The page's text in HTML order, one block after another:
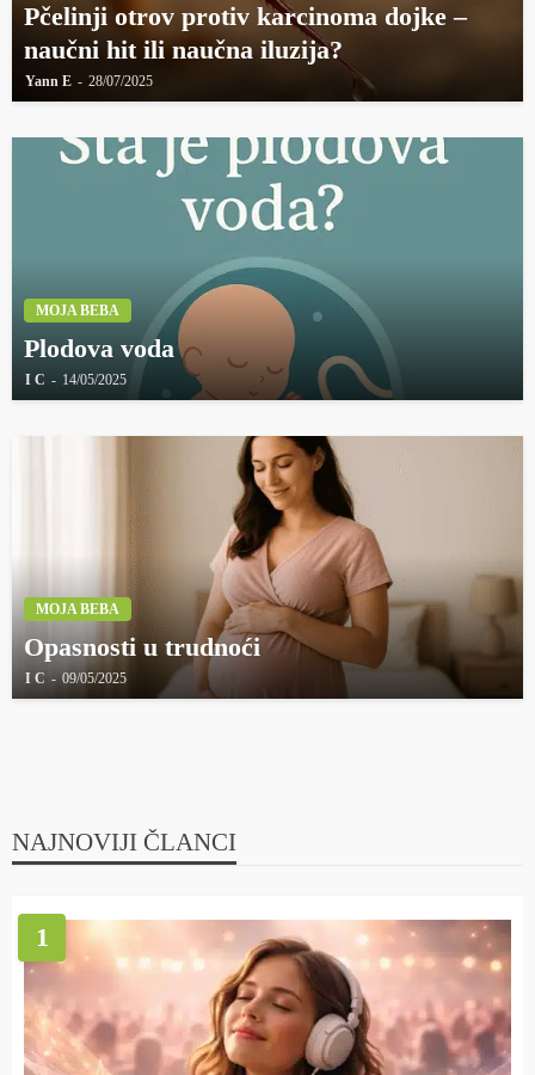
Pčelinji otrov protiv karcinoma dojke –
naučni hit ili naučna iluzija?
Yann E 28/07/2025
MOJA BEBA
Plodova voda
I C 14/05/2025
MOJA BEBA
Opasnosti u trudnoći
I C 09/05/2025
NAJNOVIJI ČLANCI
1